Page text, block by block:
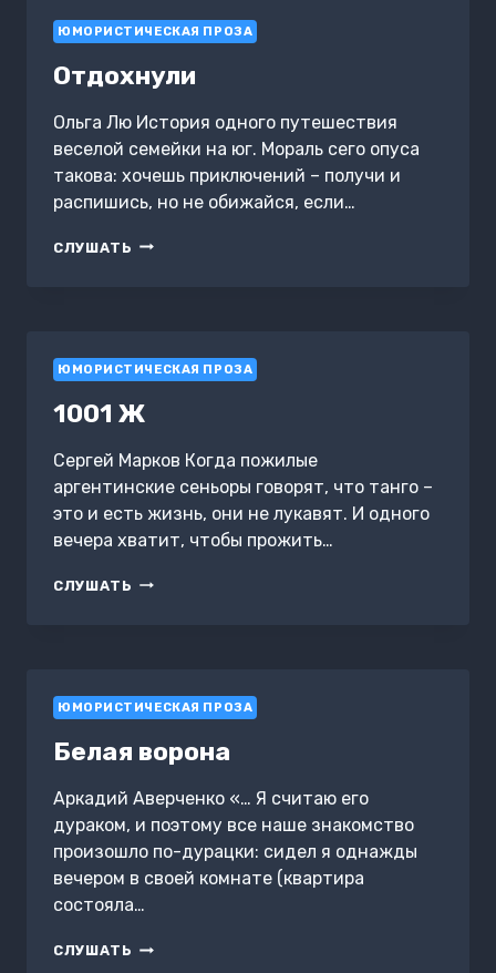
ЮМОРИСТИЧЕСКАЯ ПРОЗА
Отдохнули
Ольга Лю История одного путешествия
веселой семейки на юг. Мораль сего опуса
такова: хочешь приключений – получи и
распишись, но не обижайся, если…
СЛУШАТЬ ОТДОХНУЛИ
ЮМОРИСТИЧЕСКАЯ ПРОЗА
1001 Ж
Сергей Марков Когда пожилые
аргентинские сеньоры говорят, что танго –
это и есть жизнь, они не лукавят. И одного
вечера хватит, чтобы прожить…
СЛУШАТЬ 1001
ЮМОРИСТИЧЕСКАЯ ПРОЗА
Белая ворона
Аркадий Аверченко «… Я считаю его
дураком, и поэтому все наше знакомство
произошло по-дурацки: сидел я однажды
вечером в своей комнате (квартира
состояла…
СЛУШАТЬ БЕЛАЯ